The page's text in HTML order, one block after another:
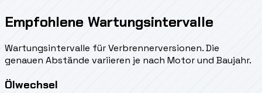
Empfohlene Wartungsintervalle
Wartungsintervalle für Verbrennerversionen. Die
genauen Abstände variieren je nach Motor und Baujahr.
Ölwechsel